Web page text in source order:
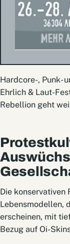
Hardcore-, Punk-
Ehrlich & Laut-
Rebellion geht
Die konservativen
Lebensmodellen,
erscheinen, mit
Bezug auf Oi-